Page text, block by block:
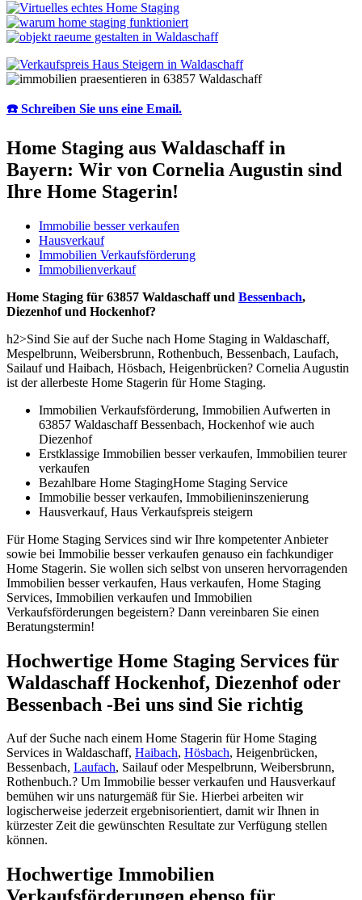
☎️ Schreiben Sie uns eine Email.
Home Staging aus Waldaschaff in
Bayern: Wir von Cornelia Augustin sind
Ihre Home Stagerin!
Immobilie besser verkaufen
Hausverkauf
Immobilien Verkaufsförderung
Immobilienverkauf
Home Staging für 63857 Waldaschaff und Bessenbach,
Diezenhof und Hockenhof?
h2>Sind Sie auf der Suche nach Home Staging in Waldaschaff,
Mespelbrunn, Weibersbrunn, Rothenbuch, Bessenbach, Laufach,
Sailauf und Haibach, Hösbach, Heigenbrücken? Cornelia Augustin
ist der allerbeste Home Stagerin für Home Staging.
Immobilien Verkaufsförderung, Immobilien Aufwerten in
63857 Waldaschaff Bessenbach, Hockenhof wie auch
Diezenhof
Erstklassige Immobilien besser verkaufen, Immobilien teurer
verkaufen
Bezahlbare Home StagingHome Staging Service
Immobilie besser verkaufen, Immobilieninszenierung
Hausverkauf, Haus Verkaufspreis steigern
Für Home Staging Services sind wir Ihre kompetenter Anbieter
sowie bei Immobilie besser verkaufen genauso ein fachkundiger
Home Stagerin. Sie wollen sich selbst von unseren hervorragenden
Immobilien besser verkaufen, Haus verkaufen, Home Staging
Services, Immobilien verkaufen und Immobilien
Verkaufsförderungen begeistern? Dann vereinbaren Sie einen
Beratungstermin!
Hochwertige Home Staging Services für
Waldaschaff Hockenhof, Diezenhof oder
Bessenbach -Bei uns sind Sie richtig
Auf der Suche nach einem Home Stagerin für Home Staging
Services in Waldaschaff, Haibach, Hösbach, Heigenbrücken,
Bessenbach, Laufach, Sailauf oder Mespelbrunn, Weibersbrunn,
Rothenbuch.? Um Immobilie besser verkaufen und Hausverkauf
bemühen wir uns naturgemäß für Sie. Hierbei arbeiten wir
logischerweise jederzeit ergebnisorientiert, damit wir Ihnen in
kürzester Zeit die gewünschten Resultate zur Verfügung stellen
können.
Hochwertige Immobilien